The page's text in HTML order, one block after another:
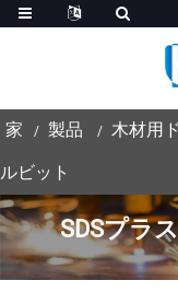
家 製品 木材用
ルビット
SDSプラ